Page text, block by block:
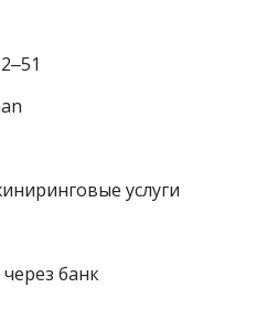
услуги
банк